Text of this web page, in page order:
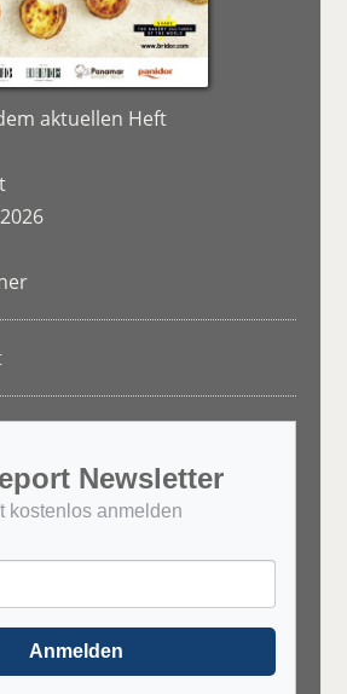
aktuellen Heft
Newsletter
kostenlos anmelden
Anmelden